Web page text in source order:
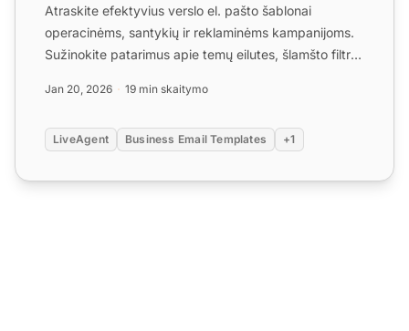
Atraskite efektyvius verslo el. pašto šablonai
operacinėms, santykių ir reklaminėms kampanijoms.
Sužinokite patarimus apie temų eilutes, šlamšto filtrų
Jan 20, 2026 19 min skaitymo
LiveAgent Business Email Templates +1